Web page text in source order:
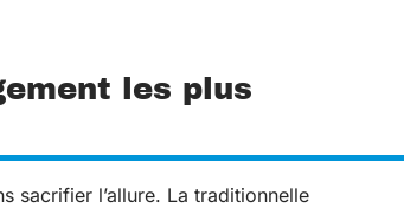
les plus
sacrifier l’allure. La traditionnelle